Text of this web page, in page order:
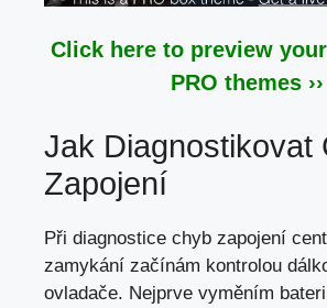
Click here to preview
PRO themes ››
Jak Diagnostikovat
Zapojení
Při diagnostice chyb zapojení
zamykání začínám kontrolou
ovladače. Nejprve vyměním